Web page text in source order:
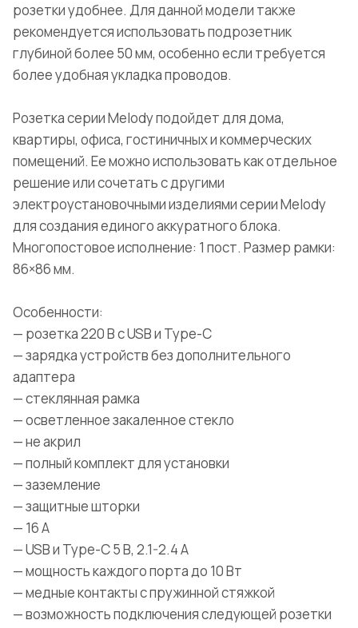
розетки удобнее. Для данной модели также
рекомендуется использовать подрозетник
глубиной более 50 мм, особенно если требуется
более удобная укладка проводов.
Розетка серии Melody подойдет для дома,
квартиры, офиса, гостиничных и коммерческих
помещений. Ее можно использовать как отдельное
решение или сочетать с другими
электроустановочными изделиями серии Melody
для создания единого аккуратного блока.
Многопостовое исполнение: 1 пост. Размер рамки:
86×86 мм.
Особенности:
— розетка 220 В с USB и Type-C
— зарядка устройств без дополнительного
адаптера
— стеклянная рамка
— осветленное закаленное стекло
— не акрил
— полный комплект для установки
— заземление
— защитные шторки
— 16 А
— USB и Type-C 5 В, 2.1-2.4 А
— мощность каждого порта до 10 Вт
— медные контакты с пружинной стяжкой
— возможность подключения следующей розетки